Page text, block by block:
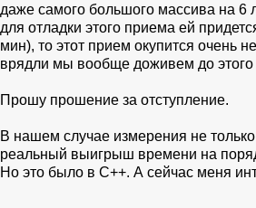
даже самого большого массива на 6
для отладки этого приема ей
мин), то этот прием окупится очень
врядли мы вообще доживем до
Прошу прошение за отступление.
В нашем случае измерения не
реальный выигрыш времени на
Но это было в С++. А сейчас меня